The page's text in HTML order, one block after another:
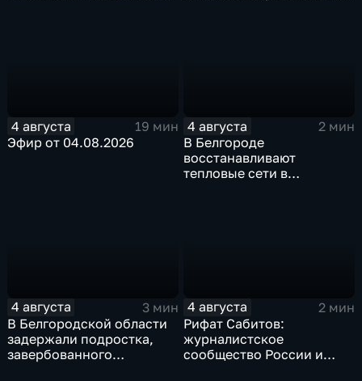
4 августа
19 мин
Эфир от 04.08.2026
4 августа
2 мин
В Белгороде
восстанавливают
тепловые сети в
4 августа
3 мин
В Белгородской области
задержали подростка,
завербованного
4 августа
2 мин
Рифат Сабитов:
журналистское
сообщество России и